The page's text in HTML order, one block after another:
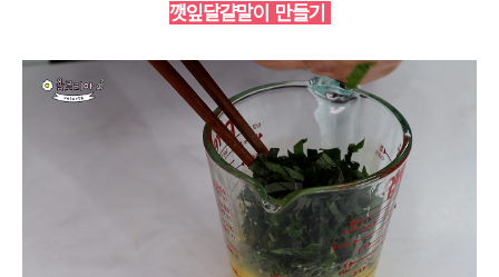
깻잎달걀말이 만들기